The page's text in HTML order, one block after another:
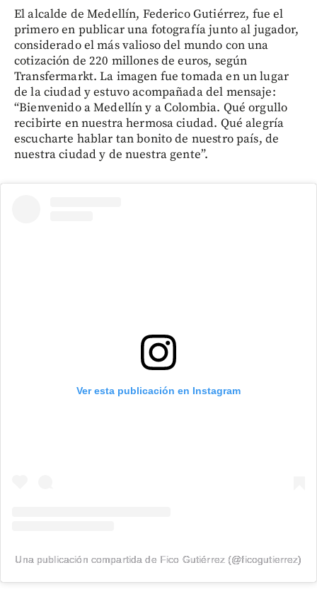
El alcalde de Medellín, Federico Gutiérrez, fue el
primero en publicar una fotografía junto al jugador,
considerado el más valioso del mundo con una
cotización de 220 millones de euros, según
Transfermarkt. La imagen fue tomada en un lugar
de la ciudad y estuvo acompañada del mensaje:
“Bienvenido a Medellín y a Colombia. Qué orgullo
recibirte en nuestra hermosa ciudad. Qué alegría
escucharte hablar tan bonito de nuestro país, de
nuestra ciudad y de nuestra gente”.
Ver esta publicación en Instagram
Una publicación compartida de Fico Gutiérrez (@ficogutierrez)